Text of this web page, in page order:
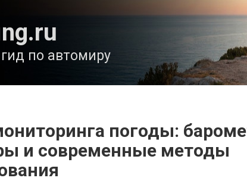
по автомиру
погоды:
и современные методы